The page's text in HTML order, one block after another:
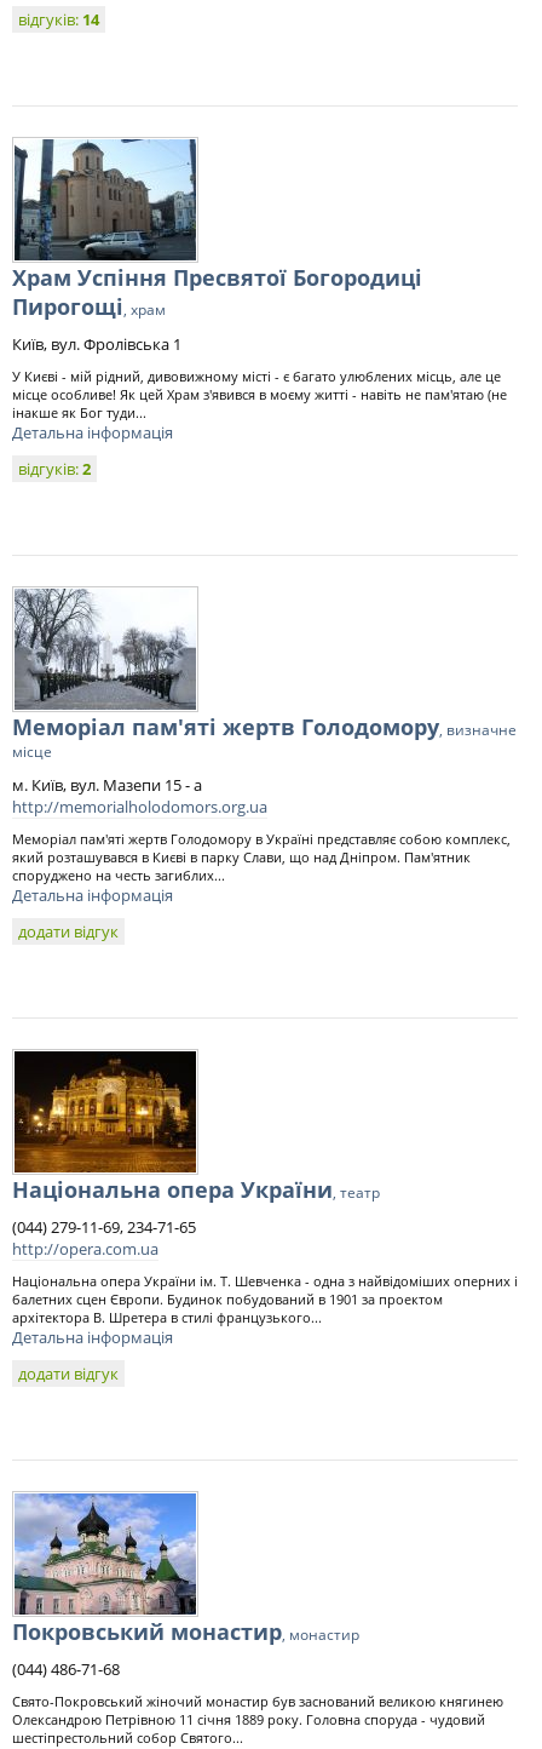
відгуків: 14
Храм Успіння Пресвятої Богородиці
Пирогощі, храм
Київ, вул. Фролівська 1
У Києві - мій рідний, дивовижному місті - є багато улюблених місць, але це
місце особливе! Як цей Храм з'явився в моєму житті - навіть не пам'ятаю (не
інакше як Бог туди...
Детальна інформація
відгуків:2
Меморіал пам'яті жертв Голодомору, визначне
місце
м. Київ, вул. Мазепи 15 - а
http://memorialholodomors.org.ua
Меморіал пам'яті жертв Голодомору в Україні представляє собою комплекс,
який розташувався в Києві в парку Слави, що над Дніпром. Пам'ятник
споруджено на честь загиблих...
Детальна інформація
додати відгук
Національна опера України, театр
(044) 279-11-69, 234-71-65
http://opera.com.ua
Національна опера України ім. Т. Шевченка - одна з найвідоміших оперних і
балетних сцен Європи. Будинок побудований в 1901 за проектом
архітектора В. Шретера в стилі французького...
Детальна інформація
додати відгук
Покровський монастир, монастир
(044) 486-71-68
Свято-Покровський жіночий монастир був заснований великою княгинею
Олександрою Петрівною 11 січня 1889 року. Головна споруда - чудовий
шестіпрестольний собор Святого...